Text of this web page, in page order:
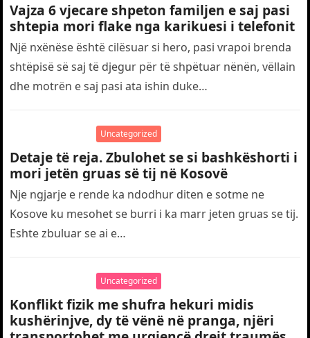
Vajza 6 vjecare shpeton familjen e saj pasi
shtepia mori flake nga karikuesi i telefonit
Një nxënëse është cilësuar si hero, pasi vrapoi brenda
shtëpisë së saj të djegur për të shpëtuar nënën, vëllain
dhe motrën e saj pasi ata ishin duke…
Uncategorized
Detaje të reja. Zbulohet se si bashkëshorti i
mori jetën gruas së tij në Kosovë
Nje ngjarje e rende ka ndodhur diten e sotme ne
Kosove ku mesohet se burri i ka marr jeten gruas se tij.
Eshte zbuluar se ai e…
Uncategorized
Konflikt fizik me shufra hekuri midis
kushërinjve, dy të vënë në pranga, njëri